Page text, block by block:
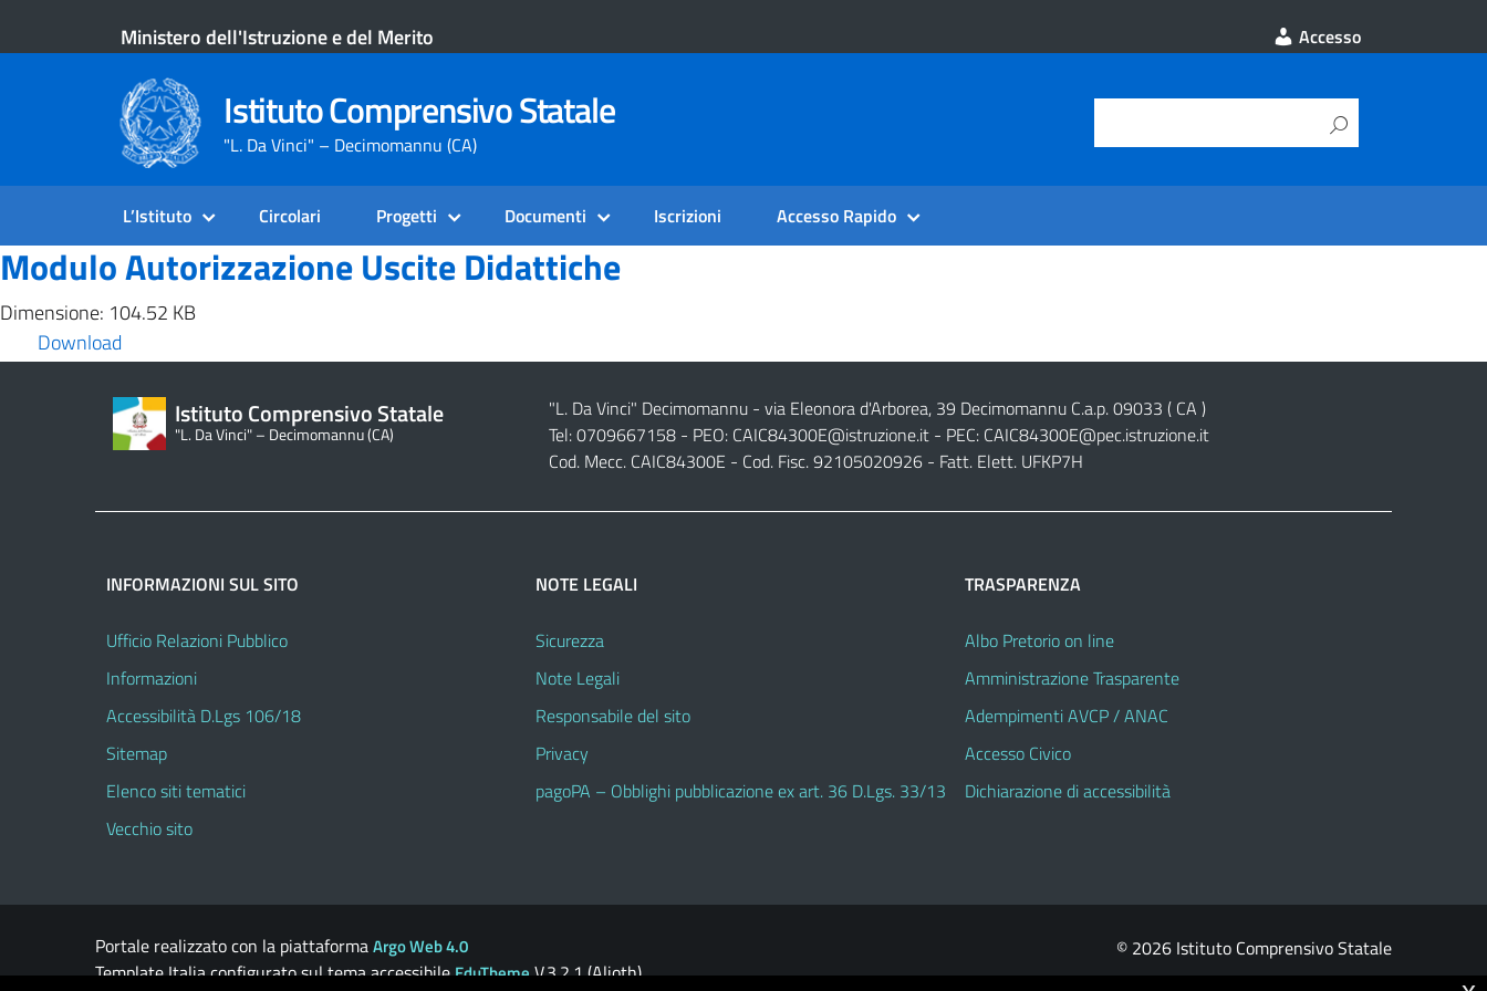
Ministero dell'Istruzione e del Merito Accesso
Istituto Comprensivo Statale
"L. Da Vinci" – Decimomannu (CA)
L’Istituto Circolari Progetti Documenti Iscrizioni Accesso Rapido
Modulo Autorizzazione Uscite Didattiche
Dimensione: 104.52 KB
Download
Istituto Comprensivo Statale
"L. Da Vinci" – Decimomannu (CA)
"L. Da Vinci" Decimomannu - via Eleonora d'Arborea, 39 Decimomannu C.a.p. 09033 ( CA )
Tel: 0709667158 - PEO: CAIC84300E@istruzione.it- PEC: CAIC84300E@pec.istruzione.it
Cod. Mecc. CAIC84300E - Cod. Fisc. 92105020926 - Fatt. Elett. UFKP7H
INFORMAZIONI SUL SITO
Ufficio Relazioni Pubblico
Informazioni
Accessibilità D.Lgs 106/18
Sitemap
Elenco siti tematici
Vecchio sito
NOTE LEGALI
Sicurezza
Note Legali
Responsabile del sito
Privacy
pagoPA – Obblighi pubblicazione ex art. 36 D.Lgs. 33/13
TRASPARENZA
Albo Pretorio on line
Amministrazione Trasparente
Adempimenti AVCP / ANAC
Accesso Civico
Dichiarazione di accessibilità
Portale realizzato con la piattaformaArgo Web 4.0
Template Italia configurato sul tema accessibileEduThemeV.3.2.1 (Alioth)
© 2026 Istituto Comprensivo Statale